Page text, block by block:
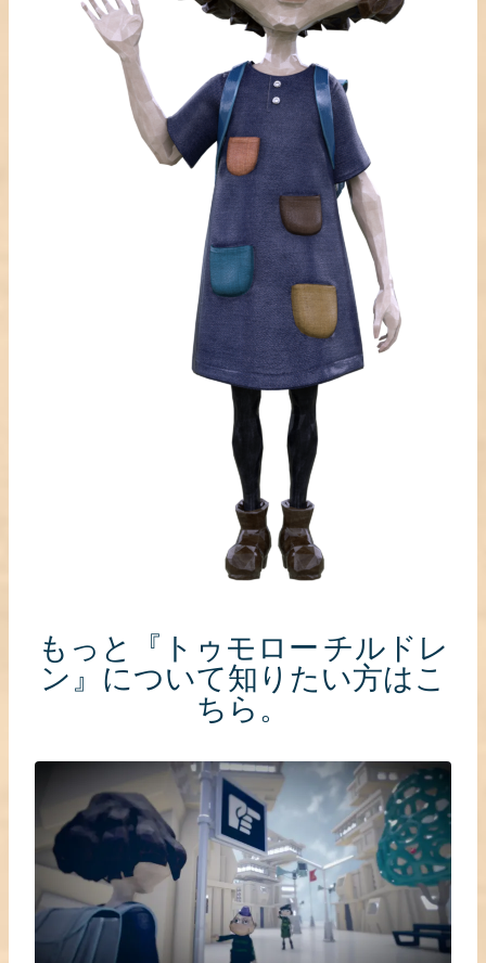
もっと『トゥモロー チルドレ
ン』について知りたい方はこ
ちら。